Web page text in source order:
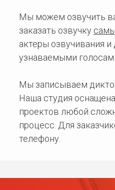
Мы можем озвучить
заказать озвучку
актеры озвучивания
узнаваемыми
Мы записываем
Наша студия
проектов любой
процесс. Для
телефону.